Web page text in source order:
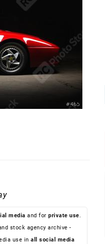
media and for private use.
stock agency archive -
use in all social media